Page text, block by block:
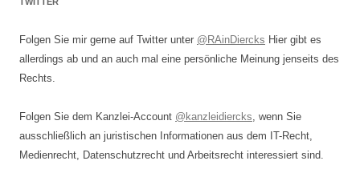
Folgen Sie mir gerne auf Twitter unter @RAinDiercks Hier gibt es
allerdings ab und an auch mal eine persönliche Meinung jenseits des
Rechts.
Folgen Sie dem Kanzlei-Account @kanzleidiercks, wenn Sie
ausschließlich an juristischen Informationen aus dem IT-Recht,
Medienrecht, Datenschutzrecht und Arbeitsrecht interessiert sind.